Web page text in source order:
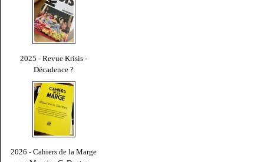
2025 - Revue Krisis -
Décadence ?
2026 - Cahiers de la Marge